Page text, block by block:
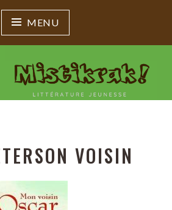
MENU
!
VOISIN